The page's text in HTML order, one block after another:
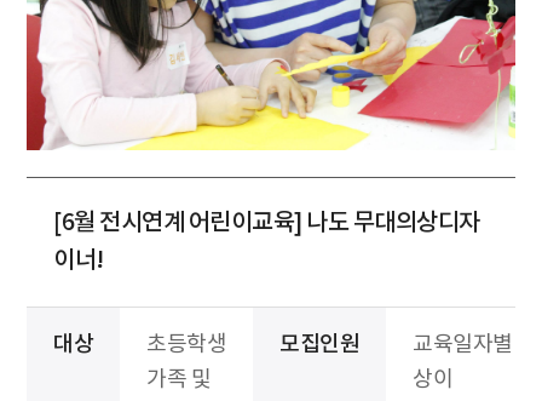
[6월 전시연계 어린이교육] 나도 무대의상디자
이너!
대상
초등학생
가족 및
모집인원
교육일자별
상이